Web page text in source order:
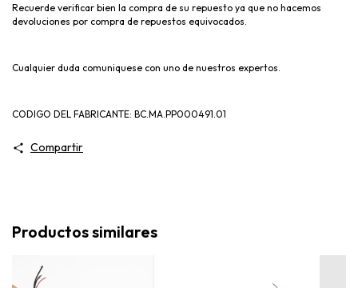
Recuerde verificar bien la compra de su repuesto ya que no hacemos
devoluciones por compra de repuestos equivocados.
Cualquier duda comuniquese con uno de nuestros expertos.
CODIGO DEL FABRICANTE: BC.MA.PP000491.01
Compartir
Productos similares